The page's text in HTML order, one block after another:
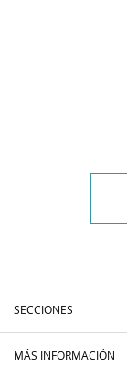
SECCIONES
MÁS INFORMACIÓN